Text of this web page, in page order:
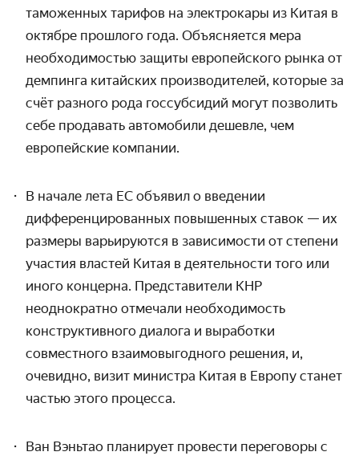
таможенных тарифов на электрокары из Китая в
октябре прошлого года. Объясняется мера
необходимостью защиты европейского рынка от
демпинга китайских производителей, которые за
счёт разного рода госсубсидий могут позволить
себе продавать автомобили дешевле, чем
европейские компании.
В начале лета ЕС объявил о введении
дифференцированных повышенных ставок — их
размеры варьируются в зависимости от степени
участия властей Китая в деятельности того или
иного концерна. Представители КНР
неоднократно отмечали необходимость
конструктивного диалога и выработки
совместного взаимовыгодного решения, и,
очевидно, визит министра Китая в Европу станет
частью этого процесса.
Ван Вэньтао планирует провести переговоры с